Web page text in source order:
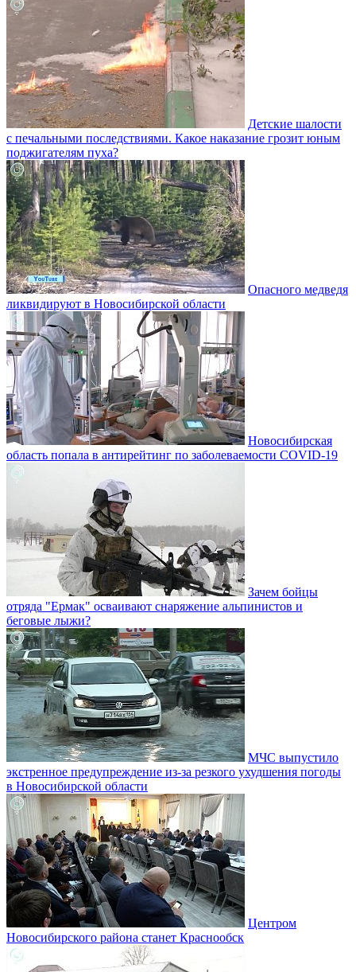
Детские шалости
с печальными последствиями. Какое наказание грозит юным
поджигателям пуха?
Опасного медведя
ликвидируют в Новосибирской области
Новосибирская
область попала в антирейтинг по заболеваемости COVID-19
Зачем бойцы
отряда "Ермак" осваивают снаряжение альпинистов и
беговые лыжи?
МЧС выпустило
экстренное предупреждение из-за резкого ухудшения погоды
в Новосибирской области
Центром
Новосибирского района станет Краснообск